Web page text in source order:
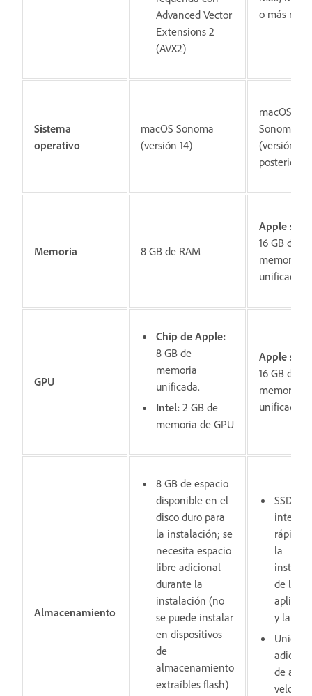
Advanced Vector
Extensions 2
(AVX2)
o más
Sistema
operativo
macOS Sonoma
(versión 14)
macOS
Sonoma
(versión
posterior
Memoria 8 GB de RAM
Apple
16 GB de
memoria
unificada
GPU
Chip de Apple:
8 GB de
memoria
unificada.
Intel: 2 GB de
memoria de GPU
Apple
16 GB de
memoria
unificada
Almacenamiento
8 GB de espacio
disponible en el
disco duro para
la instalación; se
necesita espacio
libre adicional
durante la
instalación (no
se puede instalar
en dispositivos
de
almacenamiento
extraíbles flash)
SSD
interno
rápido
la
de la
y la
de alta